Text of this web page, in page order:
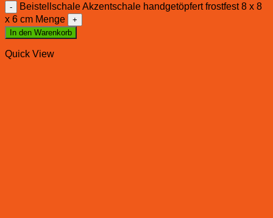
Beistellschale Akzentschale handgetöpfert frostfest 8 x 8
x 6 cm Menge
In den Warenkorb
Quick View